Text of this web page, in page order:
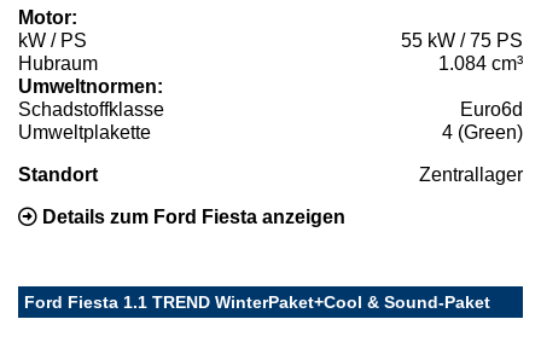
Motor:
kW / PS
55 kW / 75 PS
Hubraum
1.084 cm³
Umweltnormen:
Schadstoffklasse
Euro6d
Umweltplakette
4 (Green)
Standort Zentrallager
Details zum Ford Fiesta anzeigen
Ford Fiesta 1.1 TREND WinterPaket+Cool & Sound-Paket